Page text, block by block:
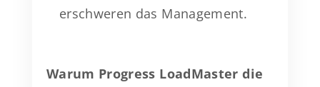
erschweren das Management.
Warum Progress LoadMaster die